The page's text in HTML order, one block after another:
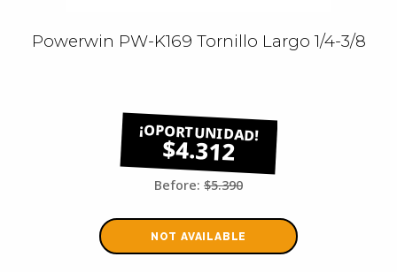
Powerwin PW-K169 Tornillo Largo 1/4-3/8
$4.312
Before: $5.390
NOT AVAILABLE